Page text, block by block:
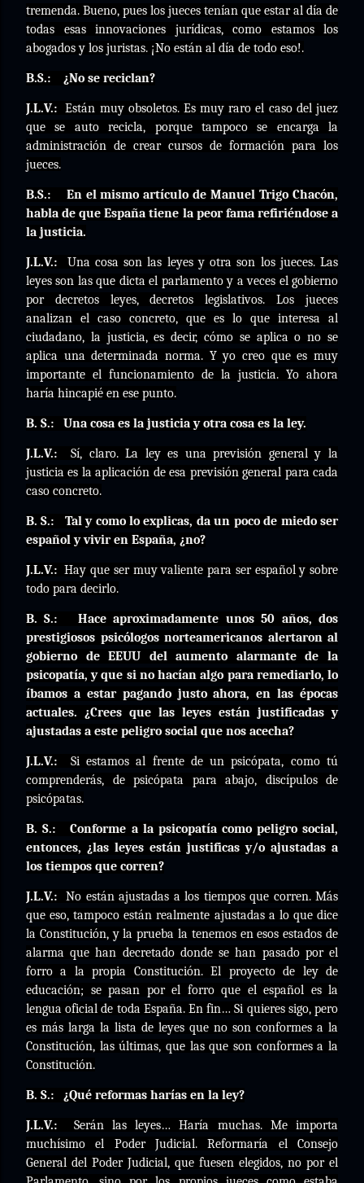
tremenda. Bueno, pues los jueces tenían que estar al día de
todas esas innovaciones jurídicas, como estamos los
abogados y los juristas. ¡No están al día de todo eso!.
B.S.: ¿No se reciclan?
J.L.V.: Están muy obsoletos. Es muy raro el caso del juez
que se auto recicla, porque tampoco se encarga la
administración de crear cursos de formación para los
jueces.
B.S.:
En el mismo artículo de Manuel Trigo Chacón,
habla de que España tiene la peor fama refiriéndose a
la justicia.
J.L.V.:
Una cosa son las leyes y otra son los jueces. Las
leyes son las que dicta el parlamento y a veces el gobierno
por decretos leyes, decretos legislativos. Los jueces
analizan el caso concreto, que es lo que interesa al
ciudadano, la justicia, es decir, cómo se aplica o no se
aplica una determinada norma. Y yo creo que es muy
importante el funcionamiento de la justicia. Yo ahora
haría hincapié en ese punto.
B. S.: Una cosa es la justicia y otra cosa es la ley.
J.L.V.:
Sí, claro. La ley es una previsión general y la
justicia es la aplicación de esa previsión general para cada
caso concreto.
B. S.:
Tal y como lo explicas, da un poco de miedo ser
español y vivir en España, ¿no?
J.L.V.: Hay que ser muy valiente para ser español y sobre
todo para decirlo.
B. S.:
Hace aproximadamente unos 50 años, dos
prestigiosos psicólogos norteamericanos alertaron al
gobierno de EEUU del aumento alarmante de la
psicopatía, y que si no hacían algo para remediarlo, lo
íbamos a estar pagando justo ahora, en las épocas
actuales. ¿Crees que las leyes están justificadas y
ajustadas a este peligro social que nos acecha?
J.L.V.:
Si estamos al frente de un psicópata, como tú
comprenderás, de psicópata para abajo, discípulos de
psicópatas.
B. S.:
Conforme a la psicopatía como peligro social,
entonces, ¿las leyes están justificas y/o ajustadas a
los tiempos que corren?
J.L.V.:
No están ajustadas a los tiempos que corren. Más
que eso, tampoco están realmente ajustadas a lo que dice
la Constitución, y la prueba la tenemos en esos estados de
alarma que han decretado donde se han pasado por el
forro a la propia Constitución. El proyecto de ley de
educación; se pasan por el forro que el español es la
lengua oficial de toda España. En fin… Si quieres sigo, pero
es más larga la lista de leyes que no son conformes a la
Constitución, las últimas, que las que son conformes a la
Constitución.
B. S.: ¿Qué reformas harías en la ley?
J.L.V.:
Serán las leyes… Haría muchas. Me importa
muchísimo el Poder Judicial. Reformaría el Consejo
General del Poder Judicial, que fuesen elegidos, no por el